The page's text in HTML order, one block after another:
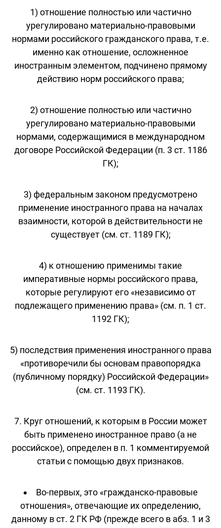
1) отношение полностью или частично
урегулировано материально-правовыми
нормами российского гражданского права, т.е.
именно как отношение, осложненное
иностранным элементом, подчинено прямому
действию норм российского права;
2) отношение полностью или частично
урегулировано материально-правовыми
нормами, содержащимися в международном
договоре Российской Федерации (п. 3 ст. 1186
ГК);
3) федеральным законом предусмотрено
применение иностранного права на началах
взаимности, которой в действительности не
существует (см. ст. 1189 ГК);
4) к отношению применимы такие
императивные нормы российского права,
которые регулируют его «независимо от
подлежащего применению права» (см. п. 1 ст.
1192 ГК);
5) последствия применения иностранного права
«противоречили бы основам правопорядка
(публичному порядку) Российской Федерации»
(см. ст. 1193 ГК).
7. Круг отношений, к которым в России может
быть применено иностранное право (а не
российское), определен в п. 1 комментируемой
статьи с помощью двух признаков.
Во-первых, это «гражданско-правовые
отношения», отвечающие их определению,
данному в ст. 2 ГК РФ (прежде всего в абз. 1 и 3